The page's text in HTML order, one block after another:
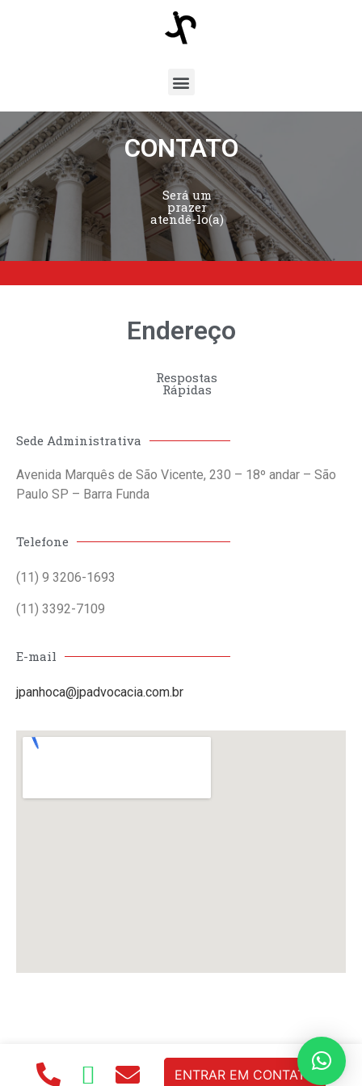
CONTATO
Será um
prazer
atendê-lo(a)
Endereço
Respostas
Rápidas
Sede Administrativa
Avenida Marquês de São Vicente, 230 – 18º andar – São
Paulo SP – Barra Funda
Telefone
(11) 9 3206-1693
(11) 3392-7109
E-mail
jpanhoca@jpadvocacia.com.br
html, body { margin: 0; padding: 0; font-family: Poppins;
ENTRAR EM CONTATO